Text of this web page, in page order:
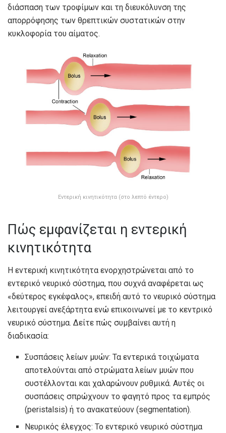
διάσπαση των τροφίμων και τη διευκόλυνση της
απορρόφησης των θρεπτικών συστατικών στην
κυκλοφορία του αίματος.
Εντερική κινητικότητα (στο λεπτό έντερο)
Πώς εμφανίζεται η εντερική
κινητικότητα
Η εντερική κινητικότητα ενορχηστρώνεται από το
εντερικό νευρικό σύστημα, που συχνά αναφέρεται ως
«δεύτερος εγκέφαλος», επειδή αυτό το νευρικό σύστημα
λειτουργεί ανεξάρτητα ενώ επικοινωνεί με το κεντρικό
νευρικό σύστημα. Δείτε πώς συμβαίνει αυτή η
διαδικασία:
Συσπάσεις λείων μυών: Τα εντερικά τοιχώματα
αποτελούνται από στρώματα λείων μυών που
συστέλλονται και χαλαρώνουν ρυθμικά. Αυτές οι
συσπάσεις σπρώχνουν το φαγητό προς τα εμπρός
(peristalsis) ή το ανακατεύουν (segmentation).
Νευρικός έλεγχος: Το εντερικό νευρικό σύστημα